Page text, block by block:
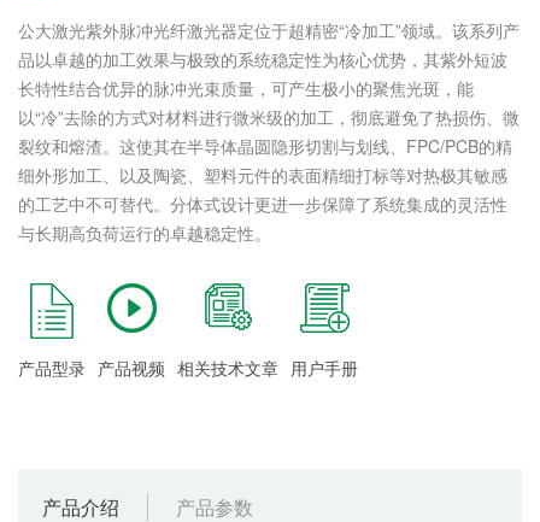
公大激光紫外脉冲光纤激光器定位于超精密“冷加工”领域。该系列产
品以卓越的加工效果与极致的系统稳定性为核心优势，其紫外短波
长特性结合优异的脉冲光束质量，可产生极小的聚焦光斑，能
以“冷”去除的方式对材料进行微米级的加工，彻底避免了热损伤、微
裂纹和熔渣。这使其在半导体晶圆隐形切割与划线、FPC/PCB的精
细外形加工、以及陶瓷、塑料元件的表面精细打标等对热极其敏感
的工艺中不可替代。分体式设计更进一步保障了系统集成的灵活性
与长期高负荷运行的卓越稳定性。
产品型录 产品视频 相关技术文章 用户手册
产品介绍 产品参数